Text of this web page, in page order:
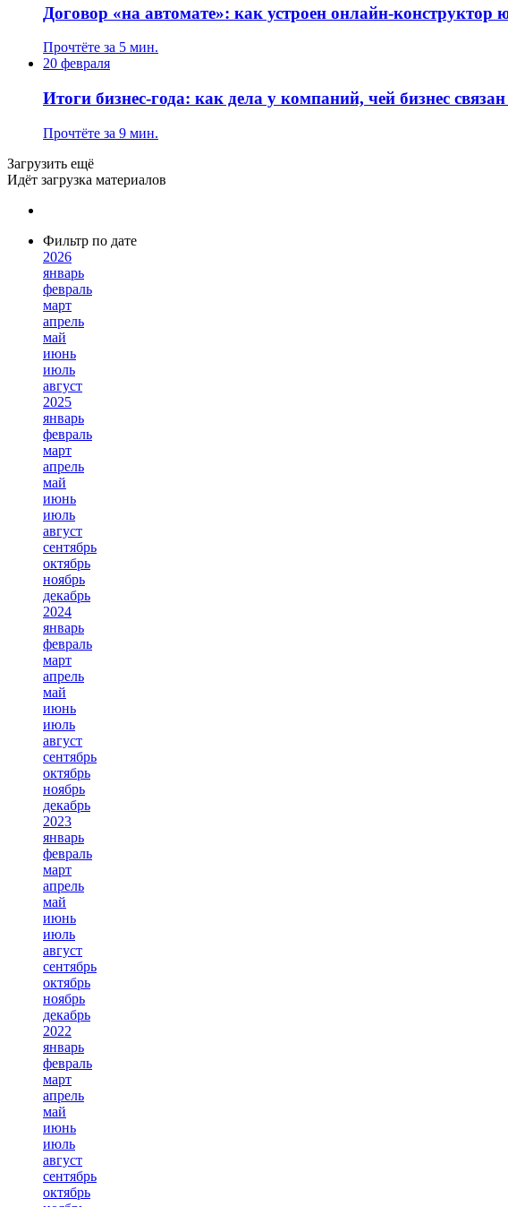
Договор «на автомате»: как устроен онлайн-конструктор
Прочтёте за 5 мин.
20 февраля
Итоги бизнес-года: как дела у компаний, чей бизнес
Прочтёте за 9 мин.
Загрузить ещё
Идёт загрузка материалов
Фильтр по дате
2026
январь
февраль
март
апрель
май
июнь
июль
август
2025
январь
февраль
март
апрель
май
июнь
июль
август
сентябрь
октябрь
ноябрь
декабрь
2024
январь
февраль
март
апрель
май
июнь
июль
август
сентябрь
октябрь
ноябрь
декабрь
2023
январь
февраль
март
апрель
май
июнь
июль
август
сентябрь
октябрь
ноябрь
декабрь
2022
январь
февраль
март
апрель
май
июнь
июль
август
сентябрь
октябрь